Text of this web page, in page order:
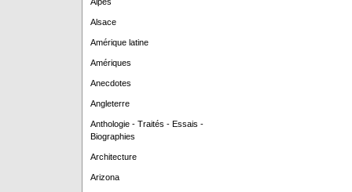
Alsace
Amérique latine
Amériques
Anecdotes
Angleterre
Anthologie - Traités - Essais -
Biographies
Architecture
Arizona